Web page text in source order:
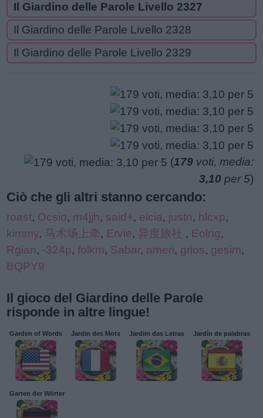
Il Giardino delle Parole Livello 2327
Il Giardino delle Parole Livello 2328
Il Giardino delle Parole Livello 2329
(179 voti, media:
3,10 per 5)
Ciò che gli altri stanno cercando:
roast, Ocsio, m4jjh, said+, elcia, justn, hlcxp,
kimmy, 马术场上牵, Ervie, 异度旅社 , Eolng,
Rgian, -324p, folkm, Sabar, ameri, grios, gesim,
BQPY9
Il gioco del Giardino delle Parole
risponde in altre lingue!
Garden of Words Jardin des Mots Jardim das Letras Jardín de palabras
Garten der Wörter